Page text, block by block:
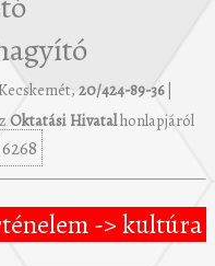
Kecskemét, 20/424-89-36|
Oktatási Hivatalhonlapjáról
6268
-> kultúra